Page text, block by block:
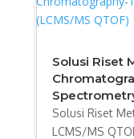
Solusi Riset
Solusi Riset
LCMS/MS